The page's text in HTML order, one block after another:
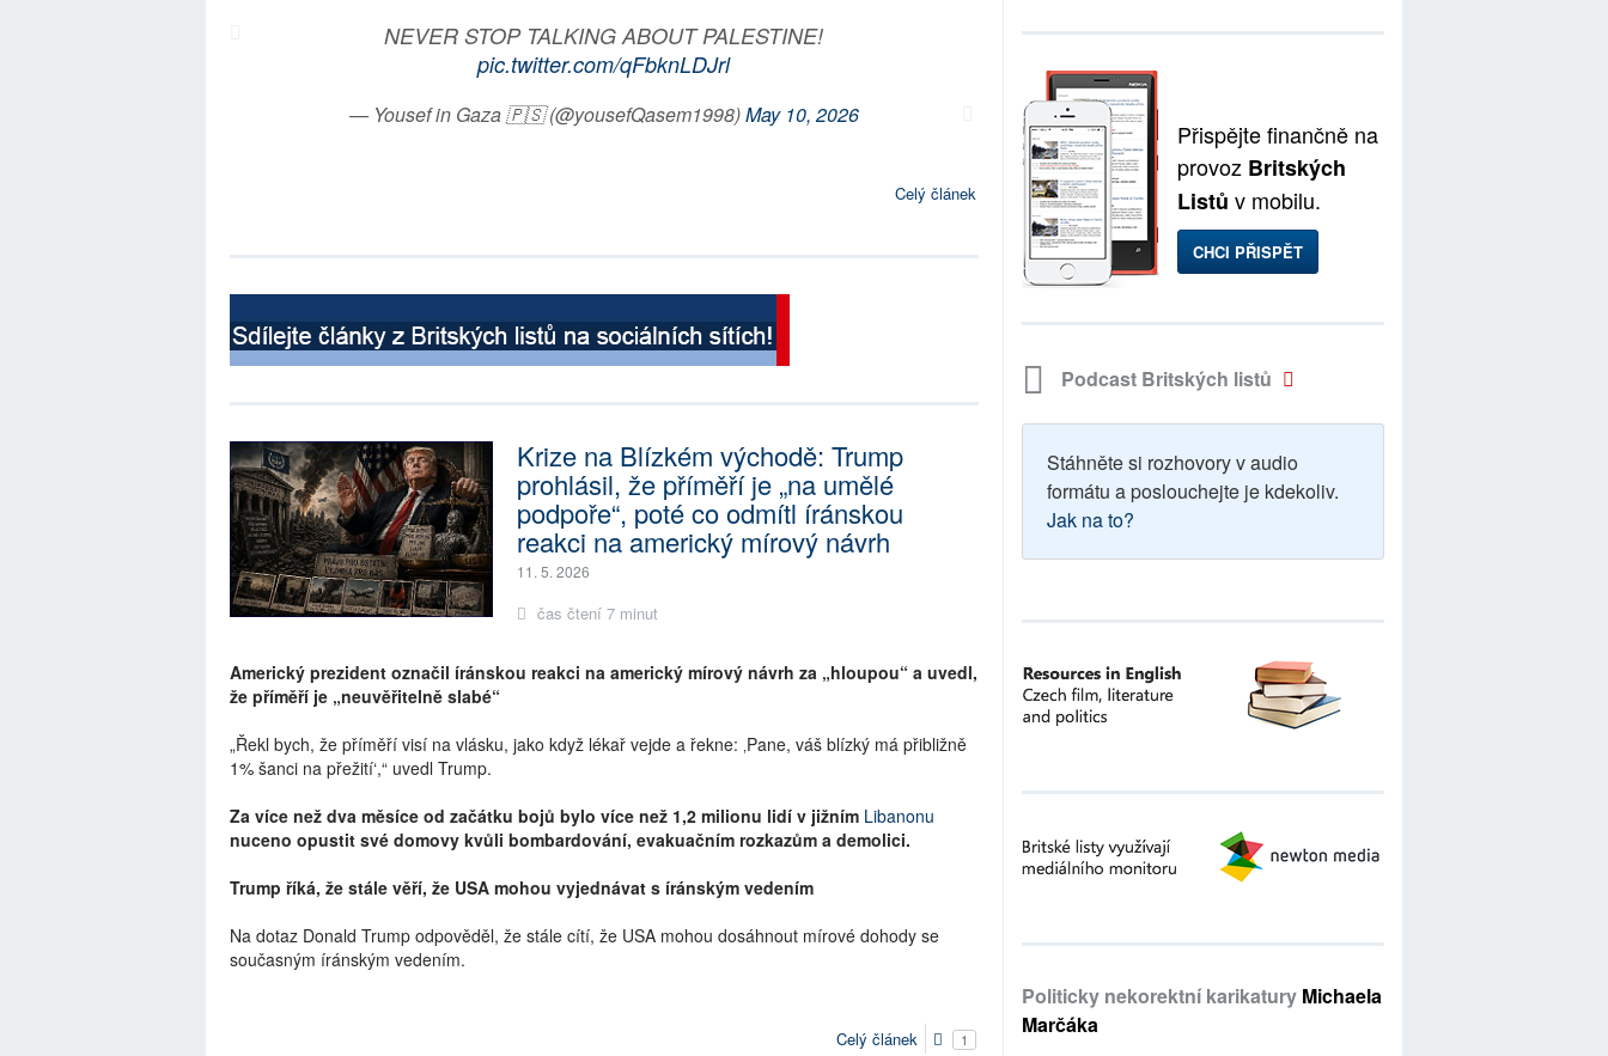
NEVER STOP TALKING ABOUT PALESTINE!
pic.twitter.com/qFbknLDJrl
— Yousef in Gaza 🇵🇸 (@yousefQasem1998)May 10, 2026
Celý článek
Krize na Blízkém východě: Trump
prohlásil, že příměří je „na umělé
podpoře“, poté co odmítl íránskou
reakci na americký mírový návrh
11. 5. 2026
čas čtení 7 minut
Americký prezident označil íránskou reakci na americký mírový návrh za „hloupou“ a uvedl,
že příměří je „neuvěřitelně slabé“
„Řekl bych, že příměří visí na vlásku, jako když lékař vejde a řekne: ‚Pane, váš blízký má přibližně
1% šanci na přežití‘,“ uvedl Trump.
Za více než dva měsíce od začátku bojů bylo více než 1,2 milionu lidí v jižním Libanonu
nuceno opustit své domovy kvůli bombardování, evakuačním rozkazům a demolici.
Trump říká, že stále věří, že USA mohou vyjednávat s íránským vedením
Na dotaz Donald Trump odpověděl, že stále cítí, že USA mohou dosáhnout mírové dohody se
současným íránským vedením.
Celý článek 1
Přispějte finančně na
provoz Britských
Listů v mobilu.
CHCI PŘISPĚT
Podcast Britských listů
Stáhněte si rozhovory v audio
formátu a poslouchejte je kdekoliv.
Jak na to?
Politicky nekorektní karikatury Michaela
Marčáka